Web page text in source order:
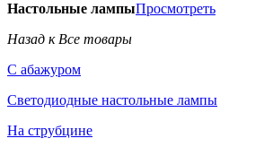
Настольные лампыПросмотреть
Назад к Все товары
С абажуром
Светодиодные настольные лампы
На струбцине